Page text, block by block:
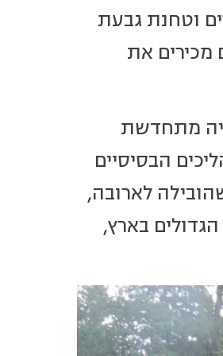
וטחנת גבעת
את
מתחדשת
הבסיסיים
לארובה,
בארץ,